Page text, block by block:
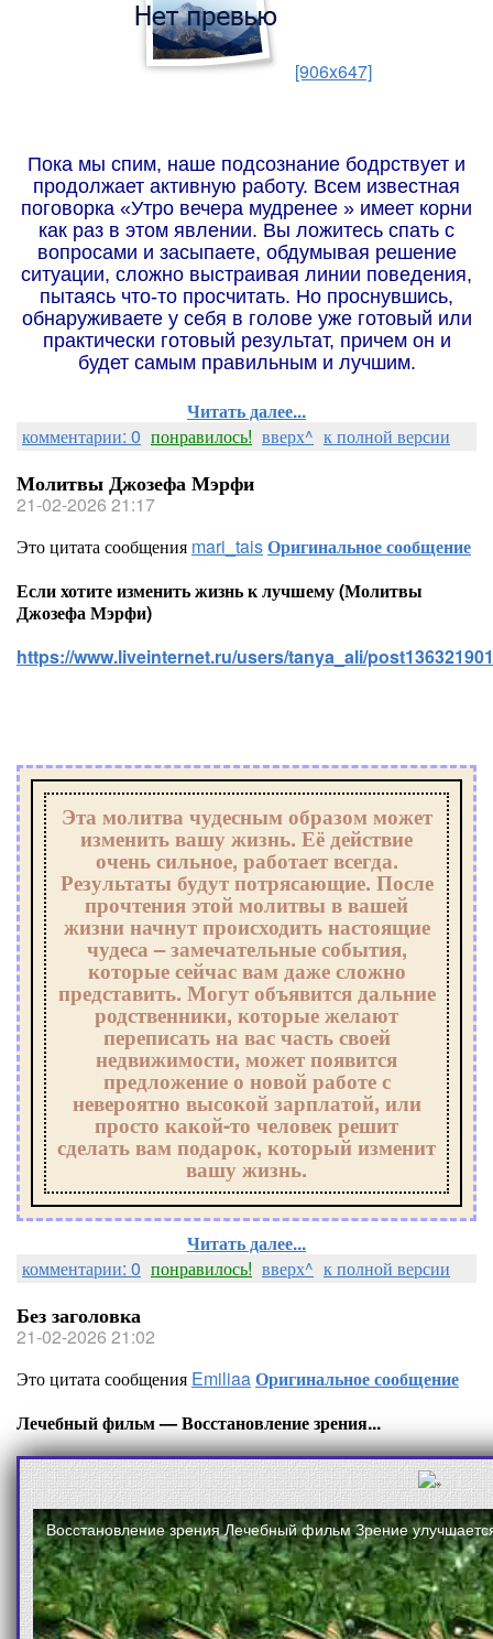
[906x647]
Пока мы спим, наше подсознание бодрствует и
продолжает активную работу. Всем известная
поговорка «Утро вечера мудренее » имеет корни
как раз в этом явлении. Вы ложитесь спать с
вопросами и засыпаете, обдумывая решение
ситуации, сложно выстраивая линии поведения,
пытаясь что-то просчитать. Но проснувшись,
обнаруживаете у себя в голове уже готовый или
практически готовый результат, причем он и
будет самым правильным и лучшим.
Читать далее...
комментарии: 0 понравилось! вверх^ к полной версии
Молитвы Джозефа Мэрфи
21-02-2026 21:17
Это цитата сообщения mari_taisОригинальное сообщение
Если хотите изменить жизнь к лучшему (Молитвы
Джозефа Мэрфи)
https://www.liveinternet.ru/users/tanya_ali/
Эта молитва чудесным образом может
изменить вашу жизнь. Её действие
очень сильное, работает всегда.
Результаты будут потрясающие. После
прочтения этой молитвы в вашей
жизни начнут происходить настоящие
чудеса – замечательные события,
которые сейчас вам даже сложно
представить. Могут объявится дальние
родственники, которые желают
переписать на вас часть своей
недвижимости, может появится
предложение о новой работе с
невероятно высокой зарплатой, или
просто какой-то человек решит
сделать вам подарок, который изменит
вашу жизнь.
Читать далее...
комментарии: 0 понравилось! вверх^ к полной версии
Без заголовка
21-02-2026 21:02
Это цитата сообщения EmiliaaОригинальное сообщение
Лечебный фильм — Восстановление зрения...